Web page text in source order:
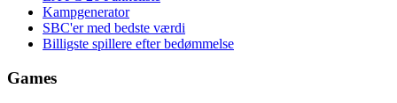
Kampgenerator
SBC'er med bedste værdi
Billigste spillere efter bedømmelse
Games